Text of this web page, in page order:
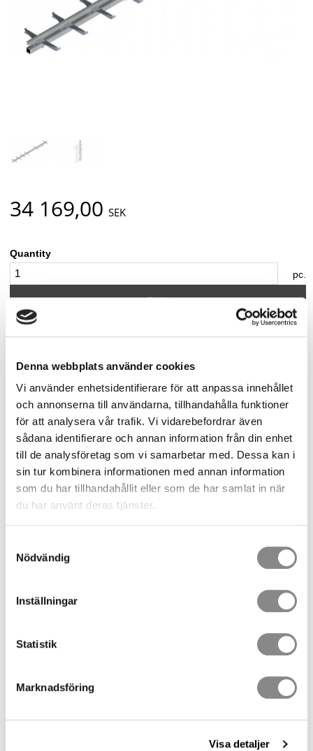
Denna webbplats använder cookies
Vi använder enhetsidentifierare för att anpassa innehållet
och annonserna till användarna, tillhandahålla funktioner
för att analysera vår trafik. Vi vidarebefordrar även
sådana identifierare och annan information från din enhet
till de analysföretag som vi samarbetar med. Dessa kan i
sin tur kombinera informationen med annan information
som du har tillhandahållit eller som de har samlat in när
du har använt deras tjänster.
Nödvändig
Inställningar
Statistik
Marknadsföring
Visa detaljer
34 169,00 SEK
Quantity
pc.
BUY
Article SKU
TAURUS-STEP-50-ST
Manufacturer
Innotech
Document
Installation manual
Declaration of conformity (CE)
Show all products from Innotech
TAURUS STEP Rotating
Rotating alighting assistance for vertical rail systems with
Rotating alighting assistance with integrated ladder rungs. Used
as top part of the STEP vertical rail ladders.
Material:galvanised steel, aluminium, stainless steel (AISI 304)